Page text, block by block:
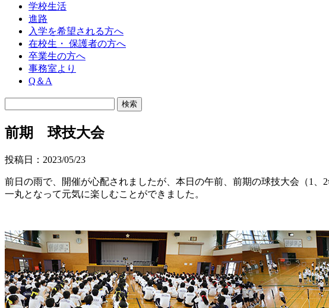
学校生活
進路
入学を希望される方へ
在校生・ 保護者の方へ
卒業生の方へ
事務室より
Q＆A
前期 球技大会
投稿日：2023/05/23
前日の雨で、開催が心配されましたが、本日の午前、前期の球技大会（1
一丸となって元気に楽しむことができました。